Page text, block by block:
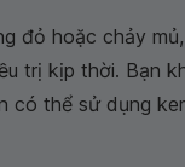
đỏ hoặc chảy
trị kịp thời. Bạn
có thể sử dụng